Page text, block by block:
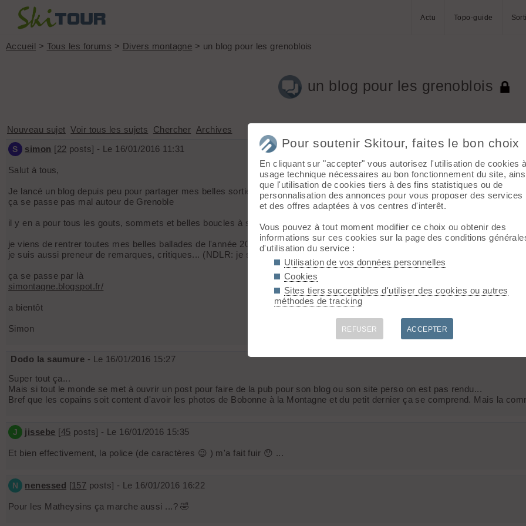
Actu Topo-guide
Accueil > Tous les forums > Divers montagne > un blog pour les grenoblois
un blog pour les grenoblois
Nouveau sujet Voir tous les sujets Chercher Archives
S simon [22 posts] - Le 16/01/2016 11:31
Salut à tous,
Je lancé un blog depuis peu pour partager mes belles sorties, coups de coeur, bons plans, connus ou moins parcourus...
ça se passe pas mal autour de Grenoble
il y en a pour tous les gouts, sommets et belles boucles à ski, alpi, grimpe, voyage...
je viens de rentrer toutes mes belles ballades de l'année 2015 alors hésitez pas à y faire un tour en cette journée moisie
je suis aussi preneur de remarques, critiques... (NDLR: je sais que ma police est pourrie mais je l'aime bien!!)
ça se passe par là
simontagne.blogspot.fr/
a bientôt
Simon
Dodo la saumure - Le 16/01/2016 15:27
Super tout ça...
Mais si tout le monde se met à ouvrir un post pour faire de la pub pour son blog ou son site perso on est pas rendu...
Bref que les copains soit content d'avoir les photos de Bobonne à la Montagne et du petit dernier ça se comprend. Mais la
J jissebe [45 posts] - Le 16/01/2016 15:35
Et bien effectivement, la police (de caractères 😉 ) m'a fait fuir 😯 ...
N nenessed [157 posts] - Le 16/01/2016 16:22
Pour les Matheysins ça marche aussi ...? 🤣
Pour soutenir Skitour, faites le bon choix
En cliquant sur "accepter" vous autorisez l'utilisation de cookies à
usage technique nécessaires au bon fonctionnement du site,
que l'utilisation de cookies tiers à des fins statistiques ou de
personnalisation des annonces pour vous proposer des services
et des offres adaptées à vos centres d'interêt.
Vous pouvez à tout moment modifier ce choix ou obtenir des
informations sur ces cookies sur la page des conditions
d'utilisation du service :
Utilisation de vos données personnelles
Cookies
Sites tiers succeptibles d'utiliser des cookies ou autres
méthodes de tracking
REFUSER ACCEPTER